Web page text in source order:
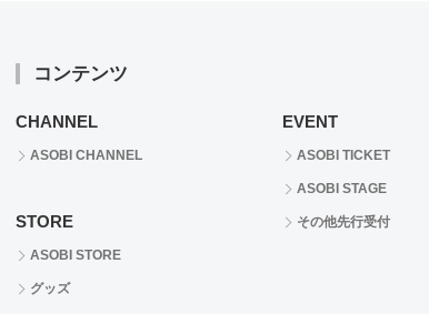
コンテンツ
CHANNEL
ASOBI CHANNEL
STORE
ASOBI STORE
グッズ
EVENT
ASOBI TICKET
ASOBI STAGE
その他先行受付